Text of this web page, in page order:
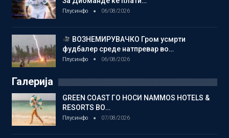
Плусинфо 06/08/2026
ВОЗНЕМИРУВАЧКО Гром усмрти
фудбалер среде натпревар во…
Плусинфо 06/08/2026
Галерија
GREEN COAST ГО НОСИ NAMMOS HOTELS &
RESORTS ВО…
Плусинфо 07/08/2026